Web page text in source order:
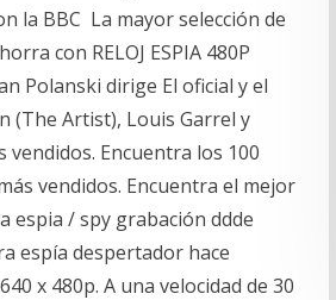
la BBC La mayor selección de
con RELOJ ESPIA 480P
Polanski dirige El oficial y el
(The Artist), Louis Garrel y
vendidos. Encuentra los 100
vendidos. Encuentra el mejor
espia / spy grabación ddde
espía despertador hace
x 480p. A una velocidad de 30